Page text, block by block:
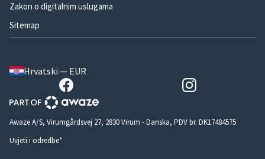
Zakon o digitalnim uslugama
Sitemap
Hrvatski — EUR
Awaze A/S, Virumgårdsvej 27, 2830 Virum - Danska, PDV br. DK17484575
Uvjeti i odredbe*